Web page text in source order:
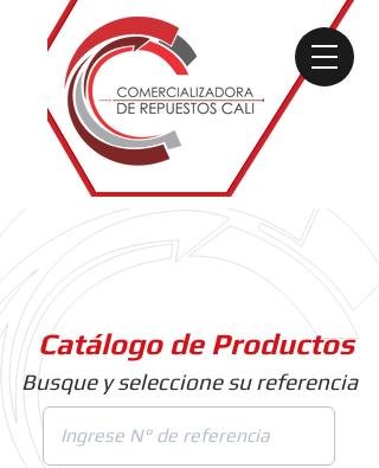
Catálogo de Productos
Busque y seleccione su referencia